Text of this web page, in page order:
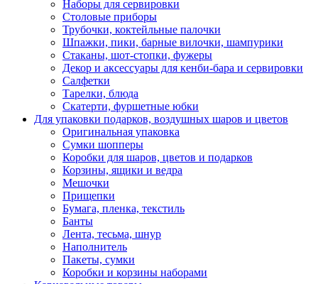
Наборы для сервировки
Столовые приборы
Трубочки, коктейльные палочки
Шпажки, пики, барные вилочки, шампурики
Стаканы, шот-стопки, фужеры
Декор и аксессуары для кенби-бара и сервировки
Салфетки
Тарелки, блюда
Скатерти, фуршетные юбки
Для упаковки подарков, воздушных шаров и цветов
Оригинальная упаковка
Сумки шопперы
Коробки для шаров, цветов и подарков
Корзины, ящики и ведра
Мешочки
Прищепки
Бумага, пленка, текстиль
Банты
Лента, тесьма, шнур
Наполнитель
Пакеты, сумки
Коробки и корзины наборами